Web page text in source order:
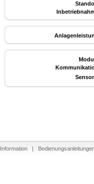
Information |